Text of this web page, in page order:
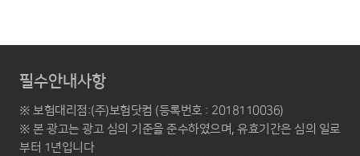
필수안내사항
※ 보험대리점:(주)보험닷컴 (등록번호 : 2018110036)
※ 본 광고는 광고 심의 기준을 준수하였으며, 유효기간은 심의 일로
부터 1년입니다